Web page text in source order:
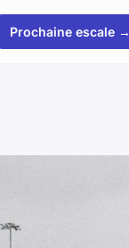
Prochaine escale →